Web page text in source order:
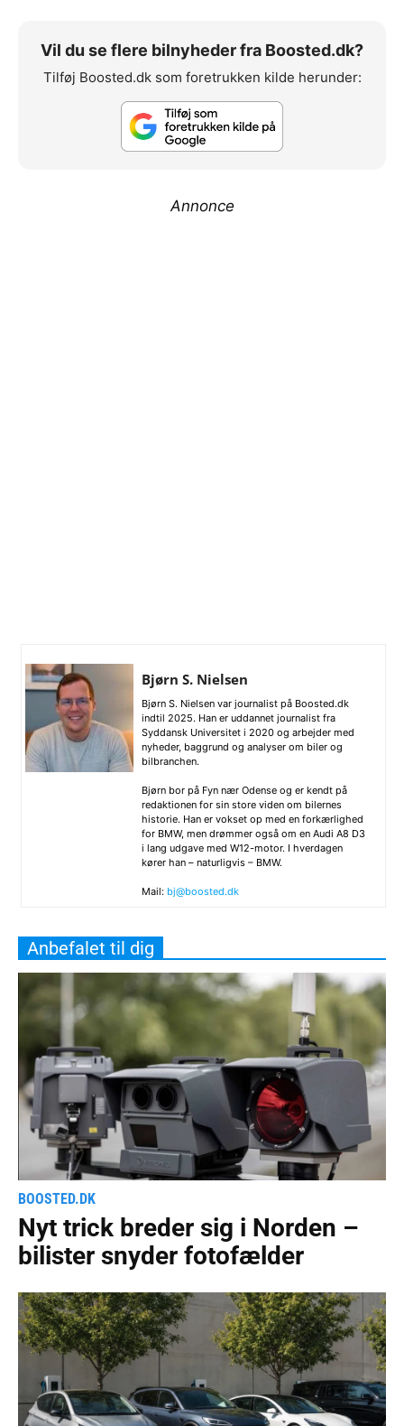
Vil du se flere bilnyheder fra Boosted.dk?
Tilføj Boosted.dk som foretrukken kilde herunder:
Annonce
Bjørn S. Nielsen
Bjørn S. Nielsen var journalist på Boosted.dk
indtil 2025. Han er uddannet journalist fra
Syddansk Universitet i 2020 og arbejder med
nyheder, baggrund og analyser om biler og
bilbranchen.
Bjørn bor på Fyn nær Odense og er kendt på
redaktionen for sin store viden om bilernes
historie. Han er vokset op med en forkærlighed
for BMW, men drømmer også om en Audi A8 D3
i lang udgave med W12-motor. I hverdagen
kører han – naturligvis – BMW.
Mail: bj@boosted.dk